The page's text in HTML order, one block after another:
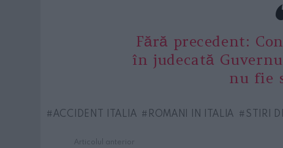
Fără precedent:
în judecată
nu fie
ACCIDENT ITALIA ROMANI IN ITALIA STIRI
Articolul anterior